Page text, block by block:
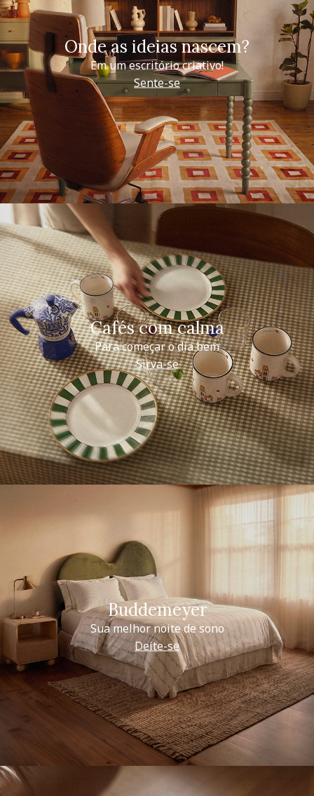
Onde as ideias nascem?
Em um escritório criativo!
Sente-se
Cafés com calma
Para começar o dia bem
Sirva-se
Buddemeyer
Sua melhor noite de sono
Deite-se